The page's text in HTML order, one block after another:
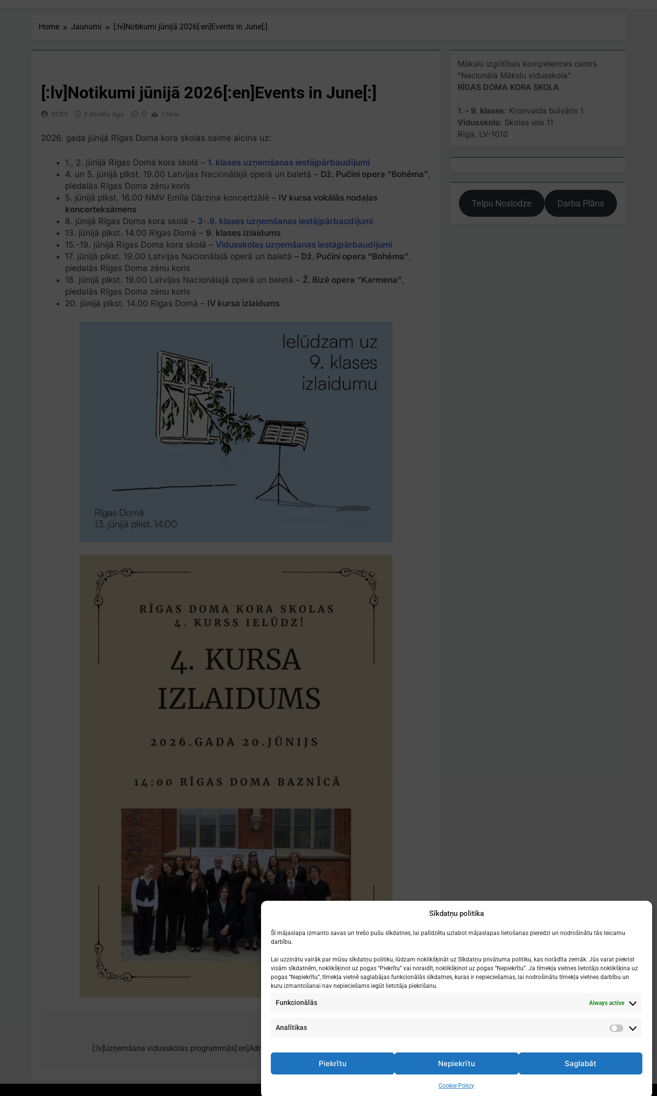
Sīkdatņu politika
Šī mājaslapa izmanto savas un trešo pušu sīkdatnes, lai palīdzētu uzlabot mājaslapas lietošanas pieredzi un nodrošinātu tās teicamu
darbību.
Lai uzzinātu vairāk par mūsu sīkdatņu politiku, lūdzam noklikšķināt uz Sīkdatņu privātuma politiku, kas norādīta zemāk. Jūs varat piekrist
visām sīkdatnēm, noklikšķinot uz pogas “Piekrītu” vai noraidīt, noklikšķinot uz pogas “Nepiekrītu”. Ja tīmekļa vietnes lietotājs noklikšķina uz
pogas “Nepiekrītu”, tīmekļa vietnē saglabājas funkcionālās sīkdatnes, kuras ir nepieciešamas, lai nodrošinātu tīmekļa vietnes darbību un
kuru izmantošanai nav nepieciešams iegūt lietotāja piekrišanu.
Funkcionālās Always active
Analītikas
Piekrītu Nepiekrītu Saglabāt
Cookie Policy
Home Jaunumi [:lv]Notikumi jūnijā 2026[:en]Events in June[:]
[:lv]Notikumi jūnijā 2026[:en]Events in June[:]
RDKS 2 Months Ago 0 1 Mins
2026. gada jūnijā Rīgas Doma kora skolas saime aicina uz:
1., 2. jūnijā Rīgas Doma kora skolā – 1. klases uzņemšanas iestājpārbaudījumi
4. un 5. jūnijā plkst. 19.00 Latvijas Nacionālajā operā un baletā – Dž. Pučīni opera “Bohēma”
piedalās Rīgas Doma zēnu koris
5. jūnijā plkst. 16.00 NMV Emīla Dārziņa koncertzālē – IV kursa vokālās nodaļas
koncerteksāmens
8. jūnijā Rīgas Doma kora skolā – 3-.9. klases uzņemšanas iestājpārbaudījumi
13. jūnijā plkst. 14.00 Rīgas Domā – 9. klases izlaidums
15.-19. jūnijā Rīgas Doma kora skolā – Vidusskolas uzņemšanas iestājpārbaudījumi
17. jūnijā plkst. 19.00 Latvijas Nacionālajā operā un baletā – Dž. Pučīni opera “Bohēma”
piedalās Rīgas Doma zēnu koris
18. jūnijā plkst. 19.00 Latvijas Nacionālajā operā un baletā – Ž. Bizē opera “Karmena”
piedalās Rīgas Doma zēnu koris
20. jūnijā plkst. 14.00 Rīgas Domā – IV kursa izlaidums
navigation[:lv]Uzņemšana vidusskolas programmās[:en]Admission in vocational education programs [:]
Mākslu izglītības kompetences centrs
"Nacionālā Mākslu vidusskola"
RĪGAS DOMA KORA SKOLA
1. - 9. klases: Kronvalda bulvāris 1
Vidusskola: Skolas iela 11
Rīga, LV-1010
Telpu Noslodze Darba Plāns